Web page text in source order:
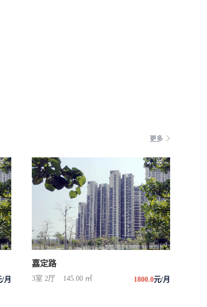
更多
/月
嘉定路
3室 2厅 145.00 ㎡ 1800.0元/月